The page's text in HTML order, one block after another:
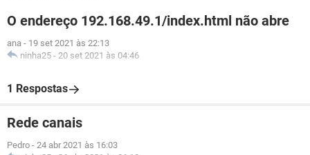
O endereço 192.168.49.1/index.html não abre
ana - 19 set 2021 às 22:13
ninha25 - 20 set 2021 às 04:46
1 Respostas
Rede canais
Pedro - 24 abr 2021 às 16:03